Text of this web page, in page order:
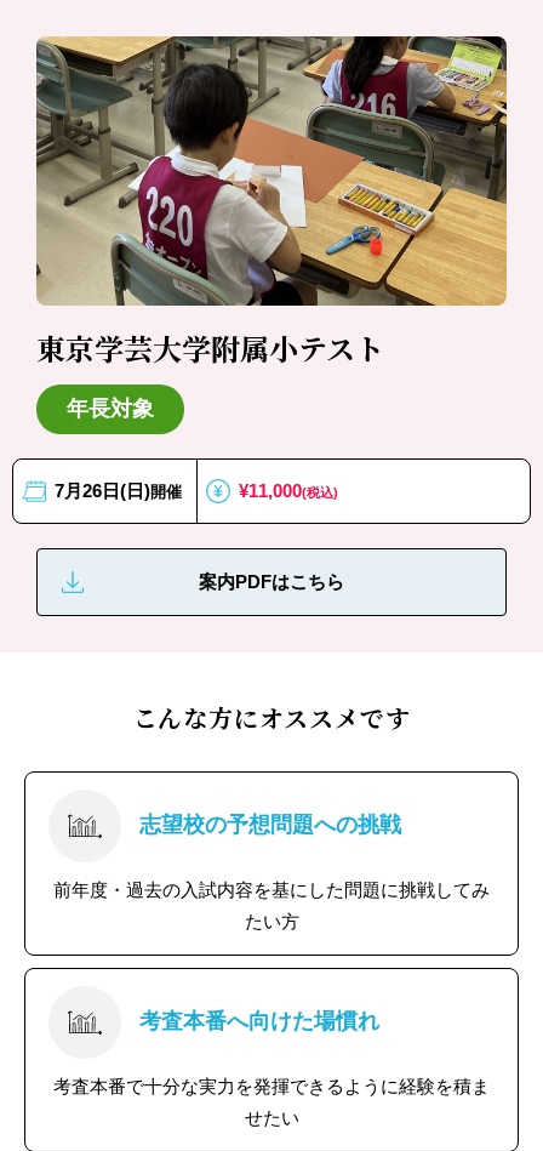
東京学芸大学附属小テスト
年長対象
7月26日(日)開催 ¥11,000(税込)
案内PDFはこちら
こんな方にオススメです
志望校の予想問題への挑戦
前年度・過去の入試内容を基にした問題に挑戦してみ
たい方
考査本番へ向けた場慣れ
考査本番で十分な実力を発揮できるように経験を積ま
せたい